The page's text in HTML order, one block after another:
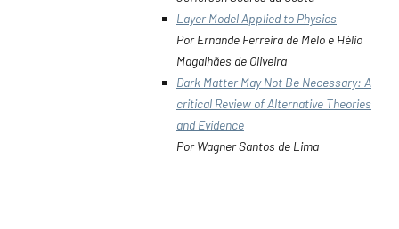
Layer Model Applied to Physics
Por Ernande Ferreira de Melo e Hélio
Magalhães de Oliveira
Dark Matter May Not Be Necessary: A
critical Review of Alternative Theories
and Evidence
Por Wagner Santos de Lima